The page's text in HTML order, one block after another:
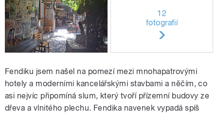
12
fotografií
Fendiku jsem našel na pomezí mezi mnohapatrovými
hotely a moderními kancelářskými stavbami a něčím, co
asi nejvíc připomíná slum, který tvoří přízemní budovy ze
dřeva a vlnitého plechu. Fendika navenek vypadá spíš